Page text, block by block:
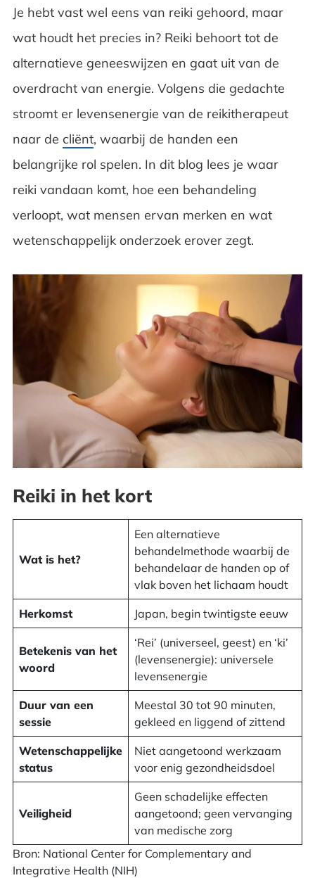
Wat betekent reiki?
Reiki als alternatieve geneeswijze
Wat ervaren mensen na een behandeling?
Wat zegt onderzoek over reiki?
Wanneer is reiki niet geschikt?
Veelgestelde vragen over reiki
Je hebt vast wel eens van reiki gehoord, maar
wat houdt het precies in? Reiki behoort tot de
alternatieve geneeswijzen en gaat uit van de
overdracht van energie. Volgens die gedachte
stroomt er levensenergie van de reikitherapeut
naar de cliënt, waarbij de handen een
belangrijke rol spelen. In dit blog lees je waar
reiki vandaan komt, hoe een behandeling
verloopt, wat mensen ervan merken en wat
wetenschappelijk onderzoek erover zegt.
Reiki in het kort
Wat is het?
Een alternatieve
behandelmethode waarbij de
behandelaar de handen op of
vlak boven het lichaam houdt
Herkomst Japan, begin twintigste eeuw
Betekenis van het
woord
‘Rei’ (universeel, geest) en ‘ki’
(levensenergie): universele
levensenergie
Duur van een
sessie
Meestal 30 tot 90 minuten,
gekleed en liggend of zittend
Wetenschappelijke
status
Niet aangetoond werkzaam
voor enig gezondheidsdoel
Veiligheid
Geen schadelijke effecten
aangetoond; geen vervanging
van medische zorg
Bron: National Center for Complementary and
Integrative Health (NIH)